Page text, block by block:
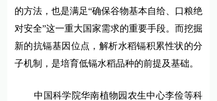
的方法，也是满足“确保谷物基本自给、口粮绝
对安全”这一重大国家需求的重要手段。而挖掘
新的抗镉基因位点，解析水稻镉积累性状的分
子机制，是培育低镉水稻品种的前提及基础。
中国科学院华南植物园农生中心李俭等科